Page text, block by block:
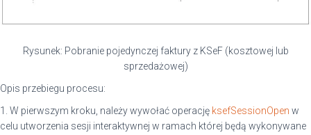
Rysunek: Pobranie pojedynczej faktury z KSeF (kosztowej lub
sprzedażowej)
Opis przebiegu procesu:
1. W pierwszym kroku, należy wywołać operację ksefSessionOpen w
celu utworzenia sesji interaktywnej w ramach której będą wykonywane